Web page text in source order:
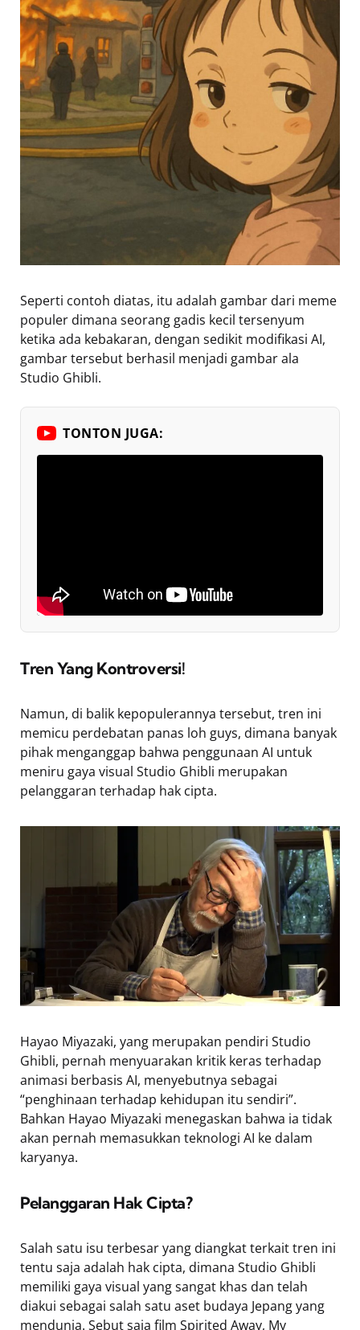
Seperti contoh diatas, itu adalah gambar dari meme
populer dimana seorang gadis kecil tersenyum
ketika ada kebakaran, dengan sedikit modifikasi AI,
gambar tersebut berhasil menjadi gambar ala
Studio Ghibli.
TONTON JUGA:
Tren Yang Kontroversi!
Namun, di balik kepopulerannya tersebut, tren ini
memicu perdebatan panas loh guys, dimana banyak
pihak menganggap bahwa penggunaan AI untuk
meniru gaya visual Studio Ghibli merupakan
pelanggaran terhadap hak cipta.
Hayao Miyazaki, yang merupakan pendiri Studio
Ghibli, pernah menyuarakan kritik keras terhadap
animasi berbasis AI, menyebutnya sebagai
“penghinaan terhadap kehidupan itu sendiri”.
Bahkan Hayao Miyazaki menegaskan bahwa ia tidak
akan pernah memasukkan teknologi AI ke dalam
karyanya.
Pelanggaran Hak Cipta?
Salah satu isu terbesar yang diangkat terkait tren ini
tentu saja adalah hak cipta, dimana Studio Ghibli
memiliki gaya visual yang sangat khas dan telah
diakui sebagai salah satu aset budaya Jepang yang
mendunia. Sebut saja film Spirited Away, My